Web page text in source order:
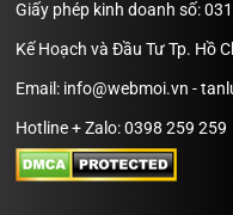
Giấy phép kinh doanh số:
Kế Hoạch và Đầu Tư Tp. Hồ
Email: info@webmoi.vn -
Hotline + Zalo: 0398 259 259